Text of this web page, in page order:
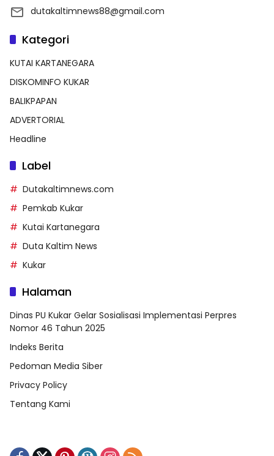
dutakaltimnews88@gmail.com
Kategori
KUTAI KARTANEGARA
DISKOMINFO KUKAR
BALIKPAPAN
ADVERTORIAL
Headline
Label
Dutakaltimnews.com
Pemkab Kukar
Kutai Kartanegara
Duta Kaltim News
Kukar
Halaman
Dinas PU Kukar Gelar Sosialisasi Implementasi Perpres
Nomor 46 Tahun 2025
Indeks Berita
Pedoman Media Siber
Privacy Policy
Tentang Kami